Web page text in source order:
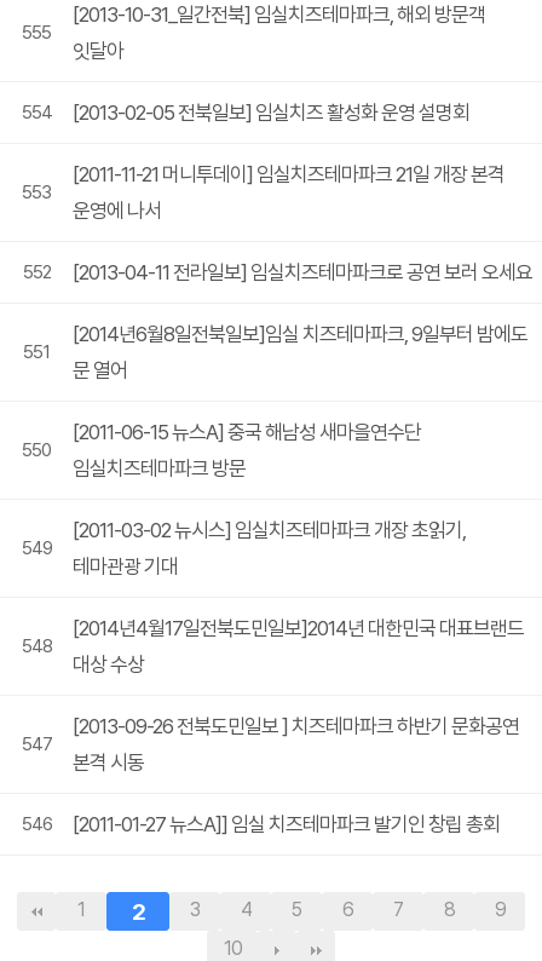
555
[2013-10-31_일간전북] 임실치즈테마파크, 해외 방문객
잇달아
554 [2013-02-05 전북일보] 임실치즈 활성화 운영 설명회
553
[2011-11-21 머니투데이] 임실치즈테마파크 21일 개장 본격
운영에 나서
552 [2013-04-11 전라일보] 임실치즈테마파크로 공연 보러 오세요
551
[2014년6월8일전북일보]임실 치즈테마파크, 9일부터 밤에도
문 열어
550
[2011-06-15 뉴스A] 중국 해남성 새마을연수단
임실치즈테마파크 방문
549
[2011-03-02 뉴시스] 임실치즈테마파크 개장 초읽기,
테마관광 기대
548
[2014년4월17일전북도민일보]2014년 대한민국 대표브랜드
대상 수상
547
[2013-09-26 전북도민일보 ] 치즈테마파크 하반기 문화공연
본격 시동
546 [2011-01-27 뉴스A]] 임실 치즈테마파크 발기인 창립 총회
1 2 3 4 5 6 7 8
9
10